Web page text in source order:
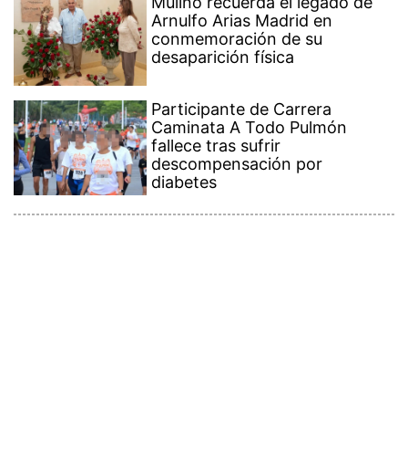
Arnulfo Arias Madrid en
conmemoración de su
desaparición física
Participante de Carrera
Caminata A Todo Pulmón
fallece tras sufrir
descompensación por
diabetes